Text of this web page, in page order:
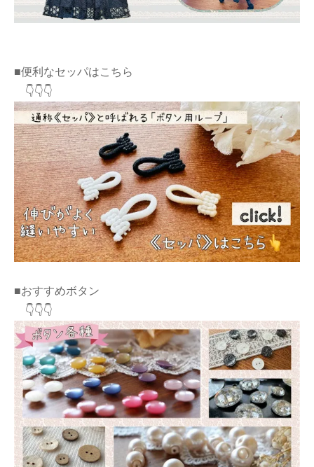
■便利なセッパはこちら
👇👇👇
■おすすめボタン
👇👇👇